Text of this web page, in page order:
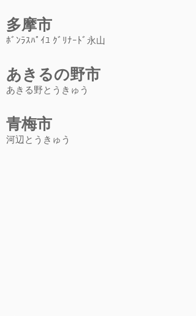
多摩市
ﾎﾞﾝﾗｽﾊﾟｲﾕ ｸﾞﾘﾅｰﾄﾞ永山
あきるの野市
あきる野とうきゅう
青梅市
河辺とうきゅう